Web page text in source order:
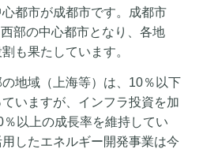
都市が成都市です。成都市
部の中心都市となり、各地
も果たしています。
地域（上海等）は、10％以下
いますが、インフラ投資を加
以上の成長率を維持してい
したエネルギー開発事業は今